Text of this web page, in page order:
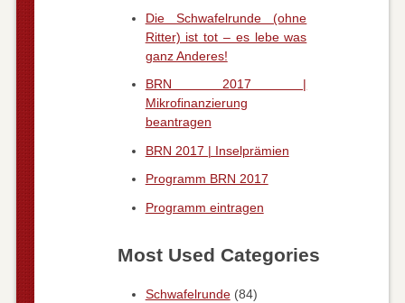
Die Schwafelrunde (ohne
Ritter) ist tot – es lebe was
ganz Anderes!
BRN 2017 |
Mikrofinanzierung
beantragen
BRN 2017 | Inselprämien
Programm BRN 2017
Programm eintragen
Most Used Categories
Schwafelrunde(84)